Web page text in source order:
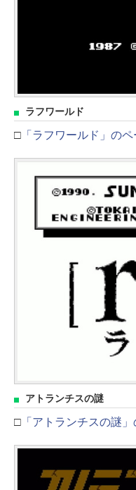
ラフワールド
□ 「ラフワールド」のペ
アトランチスの謎
□ 「アトランチスの謎